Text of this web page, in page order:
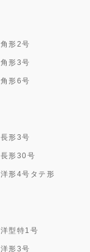
角形2号
角形3号
角形6号
長形3号
長形30号
洋形4号タテ形
洋型特1号
洋形3号